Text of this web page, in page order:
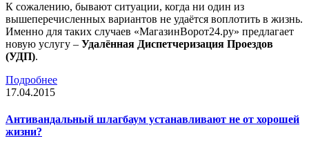
К сожалению, бывают ситуации, когда ни один из
вышеперечисленных вариантов не удаётся воплотить в жизнь.
Именно для таких случаев «МагазинВорот24.ру» предлагает
новую услугу – Удалённая Диспетчеризация Проездов
(УДП).
Подробнее
17.04.2015
Антивандальный шлагбаум устанавливают не от хорошей
жизни?